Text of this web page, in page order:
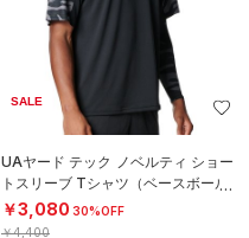
SALE
UAヤード テック ノベルティ ショー
トスリーブ Tシャツ（ベースボール/
MEN）
￥3,080 30%OFF
￥4,400